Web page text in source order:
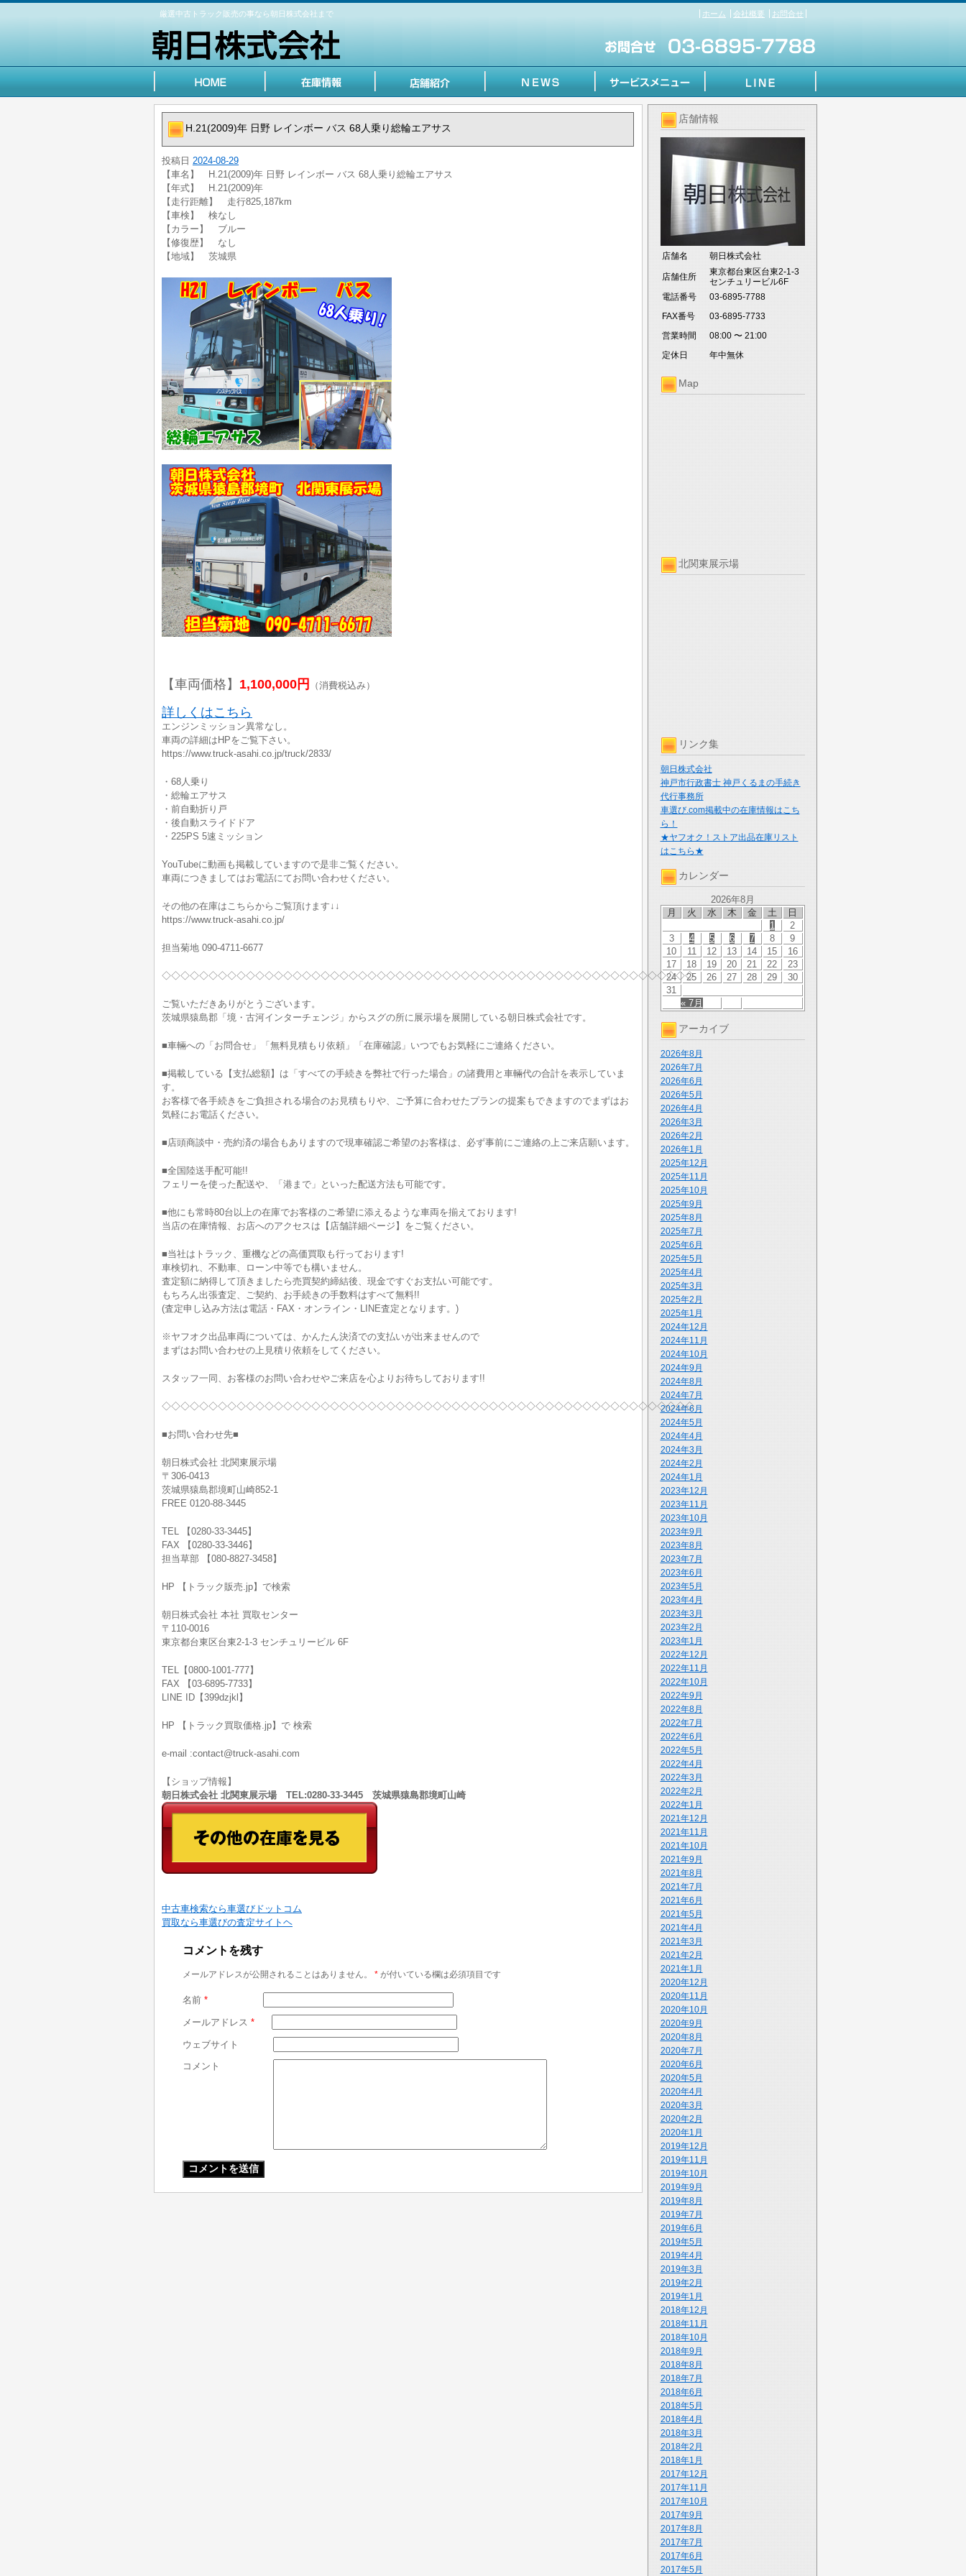
厳選中古トラック販売の事なら朝日株式会社まで ホーム 会社概要 お問合せ
店舗情報
店舗名 朝日株式会社
店舗住所
東京都台東区台東2-1-3
センチュリービル6F
電話番号
03-6895-7788
FAX番号
03-6895-7733
営業時間
08:00 〜 21:00
定休日
年中無休
Map
北関東展示場
リンク集
朝日株式会社
神戸市行政書士 神戸くるまの手続き
代行事務所
車選び.com掲載中の在庫情報はこち
ら！
★ヤフオク！ストア出品在庫リスト
はこちら★
カレンダー
2026年8月
月
火 水 木 金 土 日
« 7月
1
2
3
4 5 6 7 8
9
10
11 12 13 14 15
16
17
18 19 20 21 22
23
24
25 26 27 28 29
30
31
アーカイブ
2026年8月
2026年7月
2026年6月
2026年5月
2026年4月
2026年3月
2026年2月
2026年1月
2025年12月
2025年11月
2025年10月
2025年9月
2025年8月
2025年7月
2025年6月
2025年5月
2025年4月
2025年3月
2025年2月
2025年1月
2024年12月
2024年11月
2024年10月
2024年9月
2024年8月
2024年7月
2024年6月
2024年5月
2024年4月
2024年3月
2024年2月
2024年1月
2023年12月
2023年11月
2023年10月
2023年9月
2023年8月
2023年7月
2023年6月
2023年5月
2023年4月
2023年3月
2023年2月
2023年1月
2022年12月
2022年11月
2022年10月
2022年9月
2022年8月
2022年7月
2022年6月
2022年5月
2022年4月
2022年3月
2022年2月
2022年1月
2021年12月
2021年11月
2021年10月
2021年9月
2021年8月
2021年7月
2021年6月
2021年5月
2021年4月
2021年3月
2021年2月
2021年1月
2020年12月
2020年11月
2020年10月
2020年9月
2020年8月
2020年7月
2020年6月
2020年5月
2020年4月
2020年3月
2020年2月
2020年1月
2019年12月
2019年11月
2019年10月
2019年9月
2019年8月
2019年7月
2019年6月
2019年5月
2019年4月
2019年3月
2019年2月
2019年1月
2018年12月
2018年11月
2018年10月
2018年9月
2018年8月
2018年7月
2018年6月
2018年5月
2018年4月
2018年3月
2018年2月
2018年1月
2017年12月
2017年11月
2017年10月
2017年9月
2017年8月
2017年7月
2017年6月
2017年5月
H.21(2009)年 日野 レインボー バス 68人乗り総輪エアサス
投稿日 2024-08-29
【車名】 H.21(2009)年 日野 レインボー バス 68人乗り総輪エアサス
【年式】 H.21(2009)年
【走行距離】 走行825,187km
【車検】 検なし
【カラー】 ブルー
【修復歴】 なし
【地域】 茨城県
【車両価格】 1,100,000円 （消費税込み）
詳しくはこちら
エンジンミッション異常なし。
車両の詳細はHPをご覧下さい。
https://www.truck-asahi.co.jp/truck/2833/
・68人乗り
・総輪エアサス
・前自動折り戸
・後自動スライドドア
・225PS 5速ミッション
YouTubeに動画も掲載していますので是非ご覧ください。
車両につきましてはお電話にてお問い合わせください。
その他の在庫はこちらからご覧頂けます↓↓
https://www.truck-asahi.co.jp/
担当菊地 090-4711-6677
◇◇◇◇◇◇◇◇◇◇◇◇◇◇◇◇◇◇◇◇◇◇◇◇◇◇◇◇◇◇◇◇◇◇◇◇◇◇◇◇◇◇◇◇◇◇◇◇◇◇◇◇◇◇◇◇◇
ご覧いただきありがとうございます。
茨城県猿島郡「境・古河インターチェンジ」からスグの所に展示場を展開している朝日株式会社です。
■車輛への「お問合せ」「無料見積もり依頼」「在庫確認」いつでもお気軽にご連絡ください。
■掲載している【支払総額】は「すべての手続きを弊社で行った場合」の諸費用と車輛代の合計を表示していま
す。
お客様で各手続きをご負担される場合のお見積もりや、ご予算に合わせたプランの提案もできますのでまずはお
気軽にお電話ください。
■店頭商談中・売約済の場合もありますので現車確認ご希望のお客様は、必ず事前にご連絡の上ご来店願います。
■全国陸送手配可能!!
フェリーを使った配送や、「港まで」といった配送方法も可能です。
■他にも常時80台以上の在庫でお客様のご希望に添えるような車両を揃えております!
当店の在庫情報、お店へのアクセスは【店舗詳細ページ】をご覧ください。
■当社はトラック、重機などの高価買取も行っております!
車検切れ、不動車、ローン中等でも構いません。
査定額に納得して頂きましたら売買契約締結後、現金ですぐお支払い可能です。
もちろん出張査定、ご契約、お手続きの手数料はすべて無料!!
(査定申し込み方法は電話・FAX・オンライン・LINE査定となります。)
※ヤフオク出品車両については、かんたん決済での支払いが出来ませんので
まずはお問い合わせの上見積り依頼をしてください。
スタッフ一同、お客様のお問い合わせやご来店を心よりお待ちしております!!
◇◇◇◇◇◇◇◇◇◇◇◇◇◇◇◇◇◇◇◇◇◇◇◇◇◇◇◇◇◇◇◇◇◇◇◇◇◇◇◇◇◇◇◇◇◇◇◇◇◇◇◇◇◇◇◇◇
■お問い合わせ先■
朝日株式会社 北関東展示場
〒306-0413
茨城県猿島郡境町山崎852-1
FREE 0120-88-3445
TEL 【0280-33-3445】
FAX 【0280-33-3446】
担当草部 【080-8827-3458】
HP 【トラック販売.jp】で検索
朝日株式会社 本社 買取センター
〒110-0016
東京都台東区台東2-1-3 センチュリービル 6F
TEL【0800-1001-777】
FAX 【03-6895-7733】
LINE ID【399dzjkl】
HP 【トラック買取価格.jp】で 検索
e-mail :contact@truck-asahi.com
【ショップ情報】
朝日株式会社 北関東展示場 TEL:0280-33-3445 茨城県猿島郡境町山崎
中古車検索なら車選びドットコム
買取なら車選びの査定サイトヘ
コメントを残す
メールアドレスが公開されることはありません。 * が付いている欄は必須項目です
名前 *
メールアドレス *
ウェブサイト
コメント